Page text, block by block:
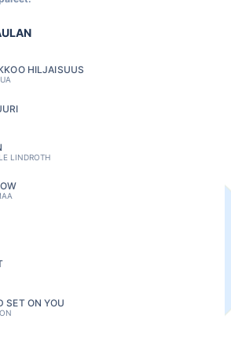
HILJAISUUS
LINDROTH
SET ON YOU